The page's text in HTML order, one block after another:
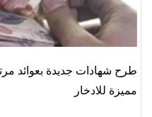
طرح شهادات جديدة بعوائد
مميزة للادخار